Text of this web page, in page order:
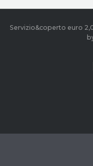
Servizio&coperto euro